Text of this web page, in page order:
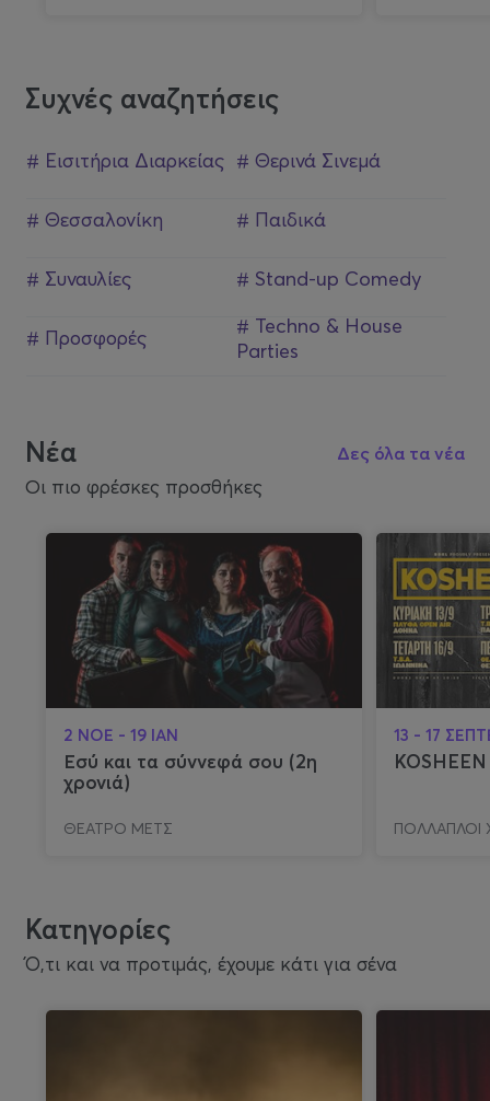
Συχνές αναζητήσεις
# Εισιτήρια Διαρκείας # Θερινά Σινεμά
# Θεσσαλονίκη # Παιδικά
# Συναυλίες # Stand-up Comedy
# Προσφορές
# Techno & House
Parties
Νέα Δες όλα τα νέα
Οι πιο φρέσκες προσθήκες
2 ΝΟΕ - 19 ΙΑΝ
Εσύ και τα σύννεφά σου (2η
χρονιά)
ΘΕΑΤΡΟ ΜΕΤΣ
13 - 17
ΠΟΛΛΑΠΛΟΙ
Κατηγορίες
Ό,τι και να προτιμάς, έχουμε κάτι για σένα